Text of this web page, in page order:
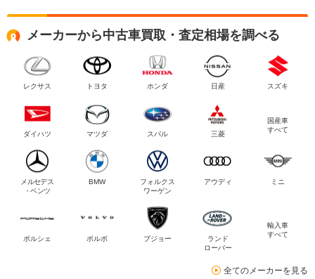
メーカーから中古車買取・査定相場を調べる
レクサス トヨタ ホンダ 日産 スズキ
ダイハツ マツダ スバル 三菱
国産車
すべて
メルセデス
・ベンツ
BMW
フォルクス
ワーゲン
アウディ ミニ
ポルシェ ボルボ プジョー
ランド
ローバー
輸入車
すべて
全てのメーカーを見る